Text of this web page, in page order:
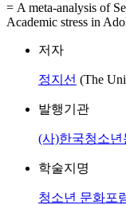
= A meta-analysis of
Academic stress in
저자
정지선 (The
발행기관
(사)한국청소
학술지명
청소년 문화포